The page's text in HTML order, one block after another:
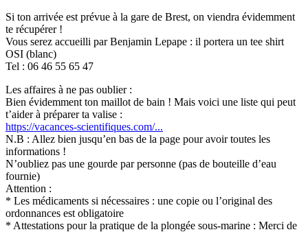
Si ton arrivée est prévue à la gare de Brest, on viendra évidemment
te récupérer !
Vous serez accueilli par Benjamin Lepape : il portera un tee shirt
OSI (blanc)
Tel : 06 46 55 65 47
Les affaires à ne pas oublier :
Bien évidemment ton maillot de bain ! Mais voici une liste qui peut
t’aider à préparer ta valise :
https://vacances-scientifiques.com/...
N.B : Allez bien jusqu’en bas de la page pour avoir toutes les
informations !
N’oubliez pas une gourde par personne (pas de bouteille d’eau
fournie)
Attention :
* Les médicaments si nécessaires : une copie ou l’original des
ordonnances est obligatoire
* Attestations pour la pratique de la plongée sous-marine : Merci de